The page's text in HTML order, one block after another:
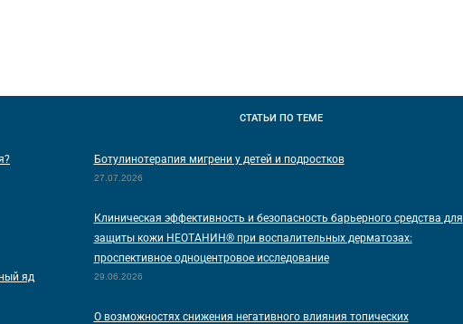
яд
СТАТЬИПО ТЕМЕ
Ботулинотерапия мигрени у детей и подростков
27.07.2026
Клиническая эффективность и безопасность барьерного средства для
защиты кожи НЕОТАНИН® при воспалительных дерматозах:
проспективное одноцентровое исследование
29.06.2026
О возможностях снижения негативного влияния топических